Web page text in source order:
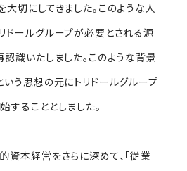
切にしてきました。このような人
ドールグループが必要とされる源
識いたしました。このような背景
う思想の元にトリドールグループ
ることとしました。
資本経営をさらに深めて、「従業